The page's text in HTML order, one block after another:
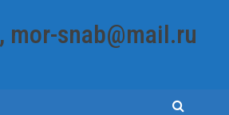
, mor-snab@mail.ru